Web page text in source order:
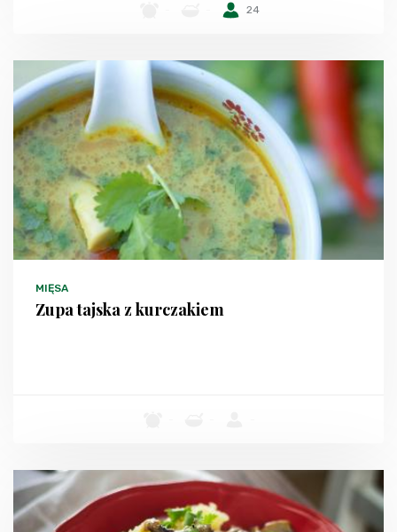
24
MIĘSA
Zupa tajska z kurczakiem